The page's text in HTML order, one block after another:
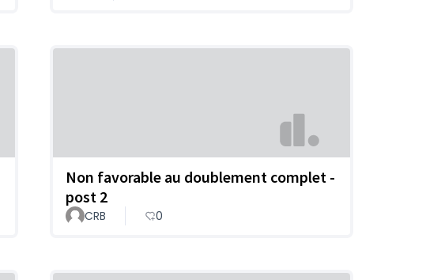
Non favorable au doublement complet -
post 2
CRB 0